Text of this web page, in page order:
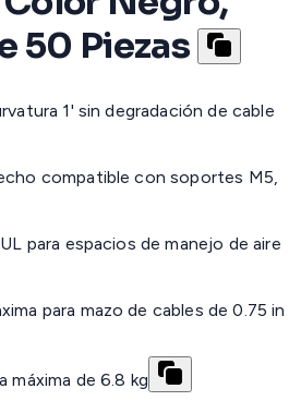
50 Piezas
1' sin degradación de cable
compatible con soportes M5,
para espacios de manejo de aire
para mazo de cables de 0.75 in
máxima de 6.8 kg